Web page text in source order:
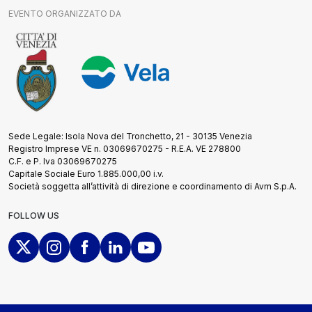
EVENTO ORGANIZZATO DA
Sede Legale: Isola Nova del Tronchetto, 21 - 30135 Venezia
Registro Imprese VE n. 03069670275 - R.E.A. VE 278800
C.F. e P. Iva 03069670275
Capitale Sociale Euro 1.885.000,00 i.v.
Società soggetta all’attività di direzione e coordinamento di Avm S.p.A.
FOLLOW US